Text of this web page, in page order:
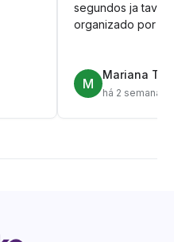
segundos ja tava
organizado por
M
Mariana T.
há 2 semanas